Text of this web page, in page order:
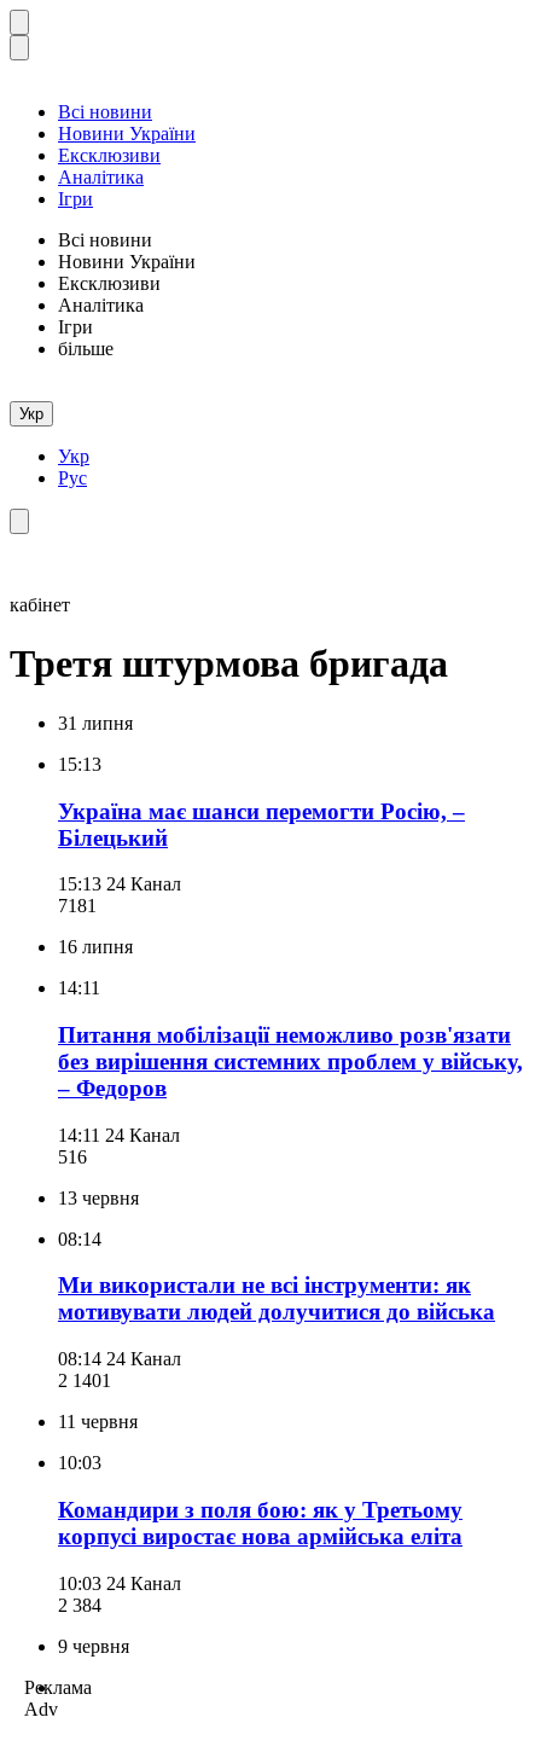
Всі новини
Новини України
Ексклюзиви
Аналітика
Ігри
Всі новини
Новини України
Ексклюзиви
Аналітика
Ігри
більше
Укр
Укр
Рус
кабінет
Третя штурмова бригада
31 липня
15:13
Україна має шанси перемогти Росію, –
Білецький
15:13 24 Канал
7181
16 липня
14:11
Питання мобілізації неможливо розв'язати
без вирішення системних проблем у війську,
– Федоров
14:11 24 Канал
516
13 червня
08:14
Ми використали не всі інструменти: як
мотивувати людей долучитися до війська
08:14 24 Канал
2 1401
11 червня
10:03
Командири з поля бою: як у Третьому
корпусі виростає нова армійська еліта
10:03 24 Канал
2 384
9 червня
Реклама
Adv